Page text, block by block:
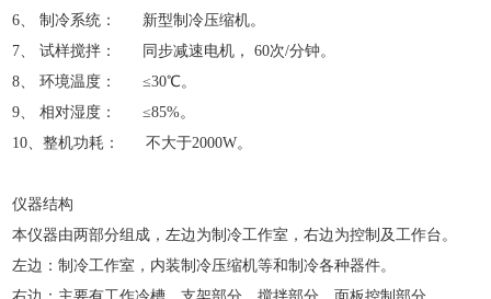
6、 制冷系统： 新型制冷压缩机。
7、 试样搅拌： 同步减速电机， 60次/分钟。
8、 环境温度： ≤30℃。
9、 相对湿度： ≤85%。
10、整机功耗： 不大于2000W。
仪器结构
本仪器由两部分组成，左边为制冷工作室，右边为控制及工作台。
左边：制冷工作室，内装制冷压缩机等和制冷各种器件。